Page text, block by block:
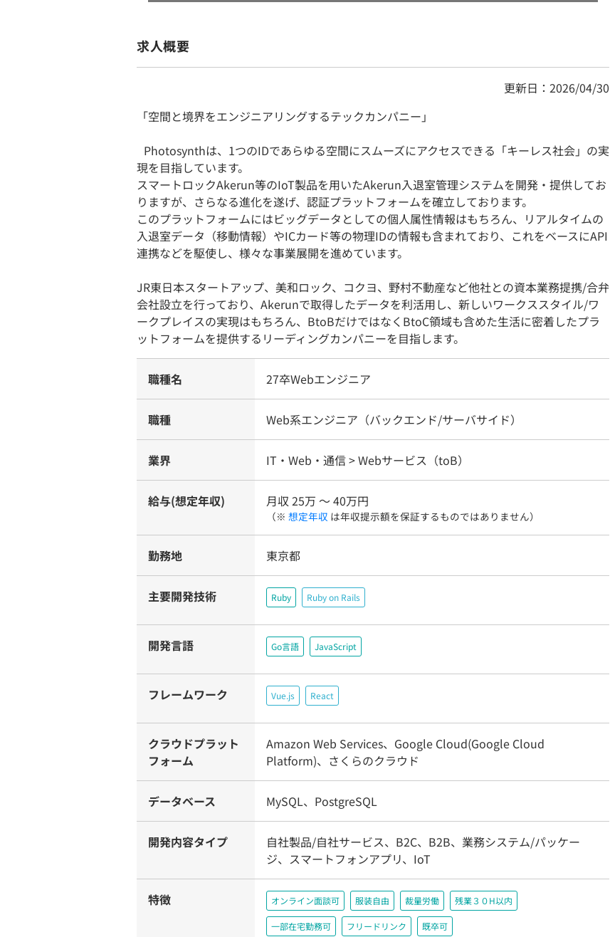
求人概要
更新日：2026/04/30
「空間と境界をエンジニアリングするテックカンパニー」
Photosynthは、1つのIDであらゆる空間にスムーズにアクセスできる「キーレス社会」の実
現を目指しています。
スマートロックAkerun等のIoT製品を用いたAkerun入退室管理システムを開発・提供してお
りますが、さらなる進化を遂げ、認証プラットフォームを確立しております。
このプラットフォームにはビッグデータとしての個人属性情報はもちろん、リアルタイムの
入退室データ（移動情報）やICカード等の物理IDの情報も含まれており、これをベースにAPI
連携などを駆使し、様々な事業展開を進めています。
JR東日本スタートアップ、美和ロック、コクヨ、野村不動産など他社との資本業務提携/合弁
会社設立を行っており、Akerunで取得したデータを利活用し、新しいワークススタイル/ワ
ークプレイスの実現はもちろん、BtoBだけではなくBtoC領域も含めた生活に密着したプラ
ットフォームを提供するリーディングカンパニーを目指します。
職種名 27卒Webエンジニア
職種 Web系エンジニア（バックエンド/サーバサイド）
業界 IT・Web・通信 > Webサービス（toB）
給与(想定年収) 月収 25万 〜 40万円
（※ 想定年収 は年収提示額を保証するものではありません）
勤務地 東京都
主要開発技術 Ruby Ruby on Rails
開発言語 Go言語 JavaScript
フレームワーク Vue.js React
クラウドプラット
フォーム
Amazon Web Services、Google Cloud(Google Cloud
Platform)、さくらのクラウド
データベース MySQL、PostgreSQL
開発内容タイプ
自社製品/自社サービス、B2C、B2B、業務システム/パッケー
ジ、スマートフォンアプリ、IoT
特徴 オンライン面談可 服装自由 裁量労働 残業３０H以内
一部在宅勤務可 フリードリンク 既卒可